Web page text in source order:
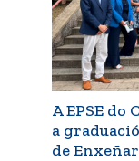
A EPSE do
a
de